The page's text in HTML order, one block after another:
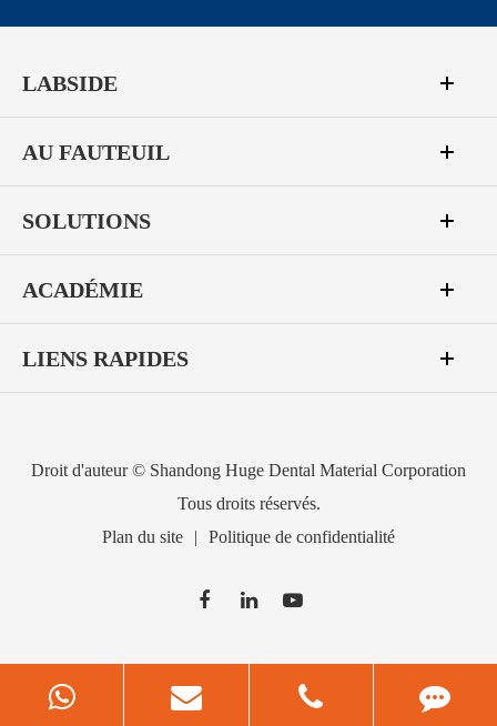
LABSIDE
AU FAUTEUIL
SOLUTIONS
ACADÉMIE
LIENS RAPIDES
Droit d'auteur © Shandong Huge Dental Material Corporation
Tous droits réservés.
Plan du site
| Politique de confidentialité